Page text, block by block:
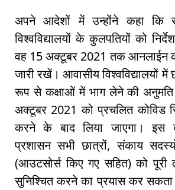
अपने आदेशों में उन्होंने कहा कि
विश्वविद्यालयों के कुलपतियों को
वह 15 अक्टूबर 2021 तक आनलाईन
जारी रखें। आवासीय विश्वविद्यालयों में
रूप से कक्षाओं में भाग लेने की अनुमति
अक्टूबर 2021 को प्रचलित कोविड
करने के बाद लिया जाएगा। इस
प्रशासन सभी छात्रों, संकाय
(आउटसोर्स किए गए सहित) को
सुनिश्चित करने का प्रयास कर